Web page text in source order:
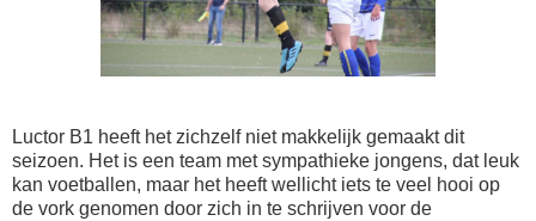
Luctor B1 heeft het zichzelf niet makkelijk gemaakt dit
seizoen. Het is een team met sympathieke jongens, dat leuk
kan voetballen, maar het heeft wellicht iets te veel hooi op
de vork genomen door zich in te schrijven voor de